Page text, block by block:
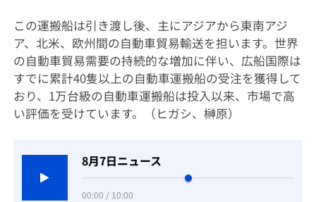
この運搬船は引き渡し後、主にアジアから東南アジ
ア、北米、欧州間の自動車貿易輸送を担います。世界
の自動車貿易需要の持続的な増加に伴い、広船国際は
すでに累計40隻以上の自動車運搬船の受注を獲得して
おり、1万台級の自動車運搬船は投入以来、市場で高
い評価を受けています。（ヒガシ、榊原）
8月7日ニュース
00:00 / 10:00